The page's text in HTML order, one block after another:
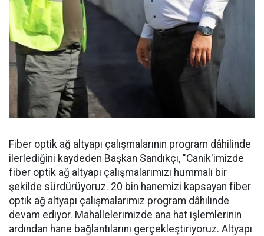
Fiber optik ağ altyapı çalışmalarının program dâhilinde
ilerlediğini kaydeden Başkan Sandıkçı, "Canik'imizde
fiber optik ağ altyapı çalışmalarımızı hummalı bir
şekilde sürdürüyoruz. 20 bin hanemizi kapsayan fiber
optik ağ altyapı çalışmalarımız program dâhilinde
devam ediyor. Mahallelerimizde ana hat işlemlerinin
ardından hane bağlantılarını gerçekleştiriyoruz. Altyapı